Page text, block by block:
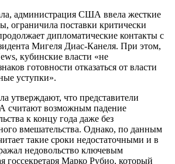
администрация США ввела жесткие
ограничила поставки критически
дипломатические контакты с
Мигеля Диас-Канеля. При этом,
кубинские власти «не
готовности отказаться от власти
уступки».
утверждают, что представители
считают возможным падение
к концу года даже без
вмешательства. Однако, по данным
такие сроки недостаточными и в
недовольство ключевым
госсекретаря Марко Рубио, который